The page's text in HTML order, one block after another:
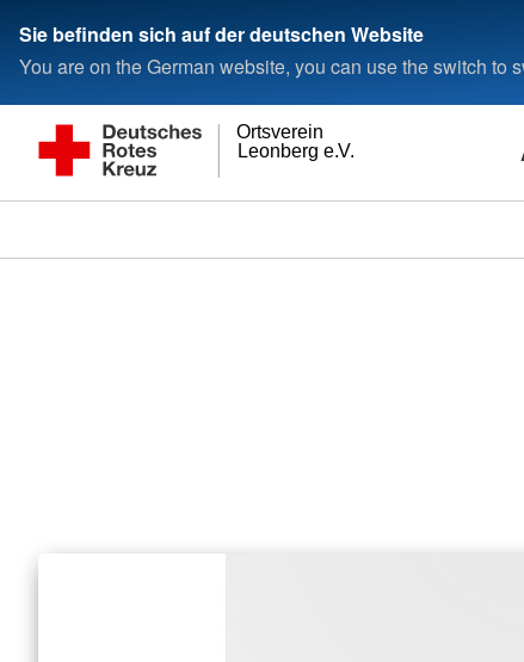
Sie befinden sich auf der deutschen Website
You are on the German website, you can use the switch to
Leonberg e.V.
Ortsverein